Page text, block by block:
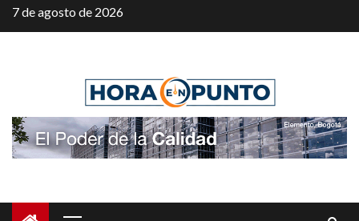
Saltar
al
7 de agosto de 2026